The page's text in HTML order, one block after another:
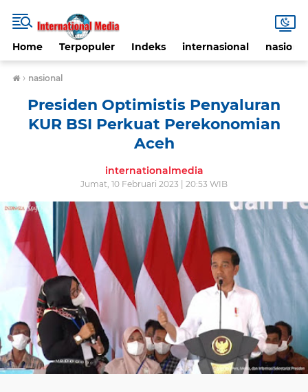
Home Terpopuler Indeks internasional nasional
› nasional
Presiden Optimistis Penyaluran
KUR BSI Perkuat Perekonomian
Aceh
internationalmedia
Jumat, 10 Februari 2023 | 20:53 WIB